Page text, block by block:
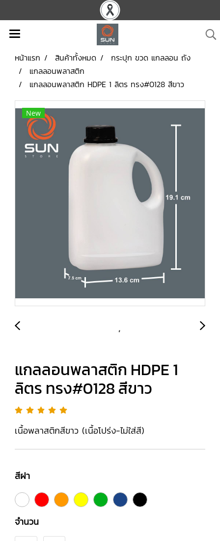
หน้าแรก สินค้าทั้งหมด
กระปุก ขวด แกลลอน ถัง
แกลลอนพลาสติก
แกลลอนพลาสติก HDPE 1 ลิตร ทรง#0128 สีขาว
New
แกลลอนพลาสติก HDPE 1
ลิตร ทรง#0128 สีขาว
เนื้อพลาสติกสีขาว (เนื้อโปร่ง-ไม่ใส่สี)
สีฝา
จำนวน